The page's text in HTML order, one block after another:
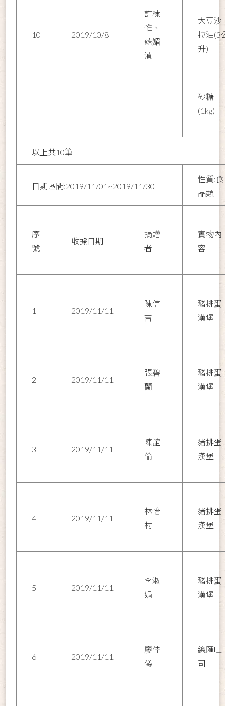
10 2019/10/8
許棣
惟、
蘇媚
湞
大豆沙
拉油(3
升)
砂糖
(1kg)
以上共10筆
日期區間:2019/11/01~2019/11/30
性質:食
品類
序
號
收據日期
捐贈
者
實物內
容
1 2019/11/11
陳信
吉
豬排蛋
漢堡
2 2019/11/11
張碧
蘭
豬排蛋
漢堡
3 2019/11/11
陳誼
倫
豬排蛋
漢堡
4 2019/11/11
林怡
村
豬排蛋
漢堡
5 2019/11/11
李淑
娟
豬排蛋
漢堡
6 2019/11/11
廖佳
儀
總匯吐
司